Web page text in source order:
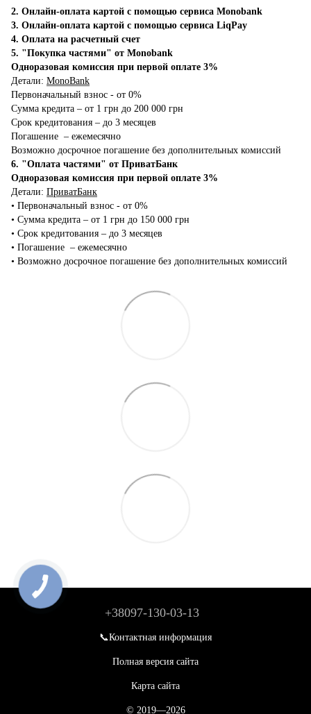
2. Онлайн-оплата картой с помощью сервиса Monobank
3. Онлайн-оплата картой с помощью сервиса LiqPay
4. Оплата на расчетный счет
5. "Покупка частями" от Monobank
Одноразовая комиссия при первой оплате 3%
Детали: MonoBank
Первоначальный взнос - от 0%
Сумма кредита – от 1 грн до 200 000 грн
Срок кредитования – до 3 месяцев
Погашение – ежемесячно
Возможно досрочное погашение без дополнительных комиссий
6. "Оплата частями" от ПриватБанк
Одноразовая комиссия при первой оплате 3%
Детали: ПриватБанк
•‎ Первоначальный взнос - от 0%
•‎ Сумма кредита – от 1 грн до 150 000 грн
•‎ Срок кредитования – до 3 месяцев
•‎ Погашение – ежемесячно
•‎ Возможно досрочное погашение без дополнительных комиссий
+38097-130-03-13
📞Контактная информация
Полная версия сайта
Карта сайта
© 2019—2026